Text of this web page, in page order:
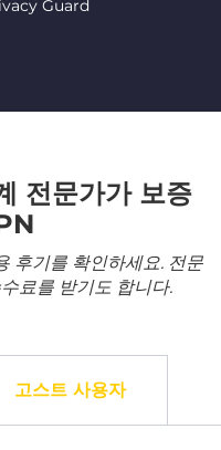
Guard
전문가가 보증
후기를 확인하세요. 전문
료를 받기도 합니다.
고스트 사용자